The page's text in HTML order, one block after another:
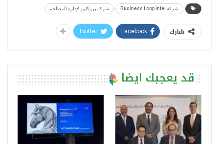
شركة Business Loop Intel شركة بروكلين لإدارة المطاعم
شارك Facebook
Twitter
قد يعجبك ايضا